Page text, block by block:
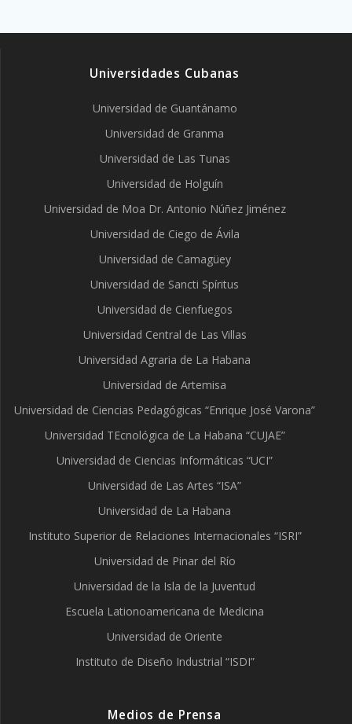
Universidades Cubanas
Universidad de Guantánamo
Universidad de Granma
Universidad de Las Tunas
Universidad de Holguín
Universidad de Moa Dr. Antonio Núñez Jiménez
Universidad de Ciego de Ávila
Universidad de Camagüey
Universidad de Sancti Spíritus
Universidad de Cienfuegos
Universidad Central de Las Villas
Universidad Agraria de La Habana
Universidad de Artemisa
Universidad de Ciencias Pedagógicas “Enrique José Varona”
Universidad TEcnológica de La Habana “CUJAE”
Universidad de Ciencias Informáticas “UCI”
Universidad de Las Artes “ISA”
Universidad de La Habana
Instituto Superior de Relaciones Internacionales “ISRI”
Universidad de Pinar del Río
Universidad de la Isla de la Juventud
Escuela Lationoamericana de Medicina
Universidad de Oriente
Instituto de Diseño Industrial “ISDI”
Medios de Prensa